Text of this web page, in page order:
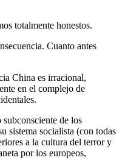
totalmente honestos.
Cuanto antes
China es irracional,
en el complejo de
subconsciente de los
sistema socialista (con todas
a la cultura del terror y
por los europeos,